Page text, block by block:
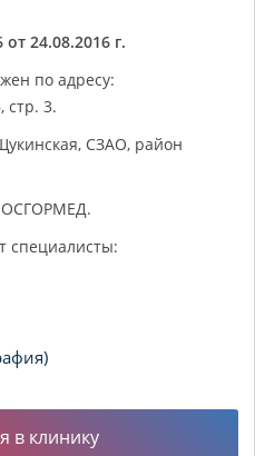
24.08.2016 г.
по адресу:
стр. 3.
СЗАО, район
специалисты:
в клинику